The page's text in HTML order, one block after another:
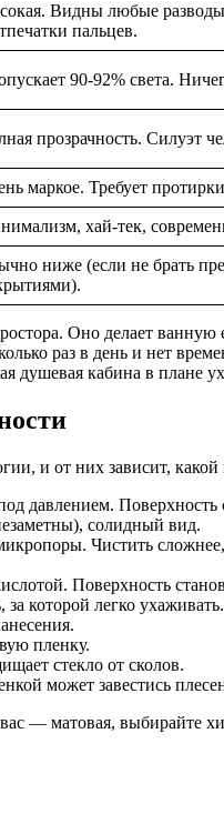
Видны любые
пальцев.
90-92% света.
прозрачность. Силуэт
маркое. Требует
хай-тек,
ниже (если не брать
Оно делает
раз в день и нет
кабина в плане
и от них зависит,
давлением.
солидный вид.
Чистить
Поверхность
которой легко ухаживать.
пленку.
стекло от сколов.
может завестись
— матовая, выбирайте